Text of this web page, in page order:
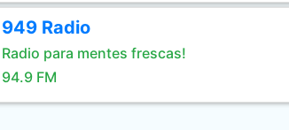
949 Radio
Radio para mentes frescas!
94.9 FM